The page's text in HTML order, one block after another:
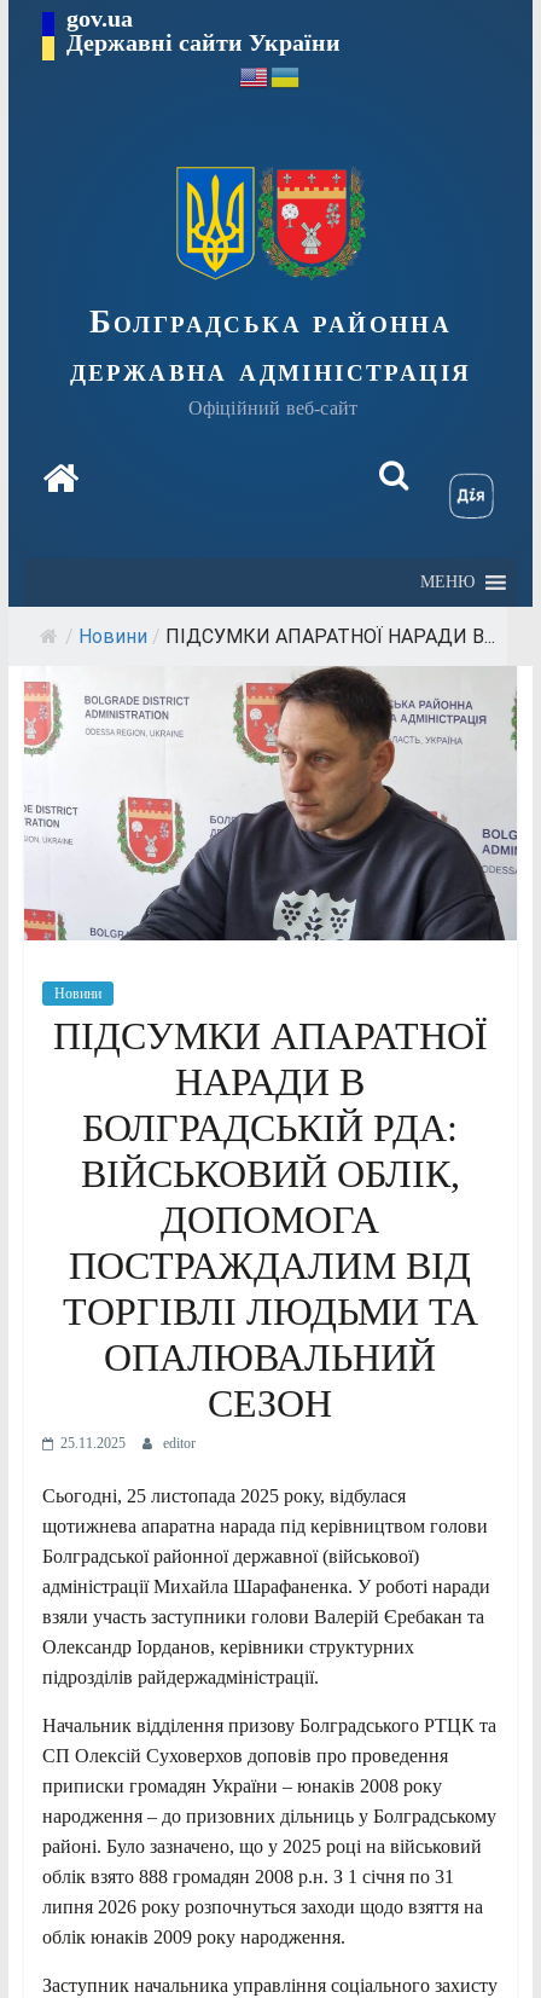
Перейтиgov.ua
Державні сайти України
Болградська районна
державна адміністрація
Офіційний веб-сайт
МЕНЮ
/ Новини / ПІДСУМКИ АПАРАТНОЇ НАРАДИ В...
Новини
ПІДСУМКИ АПАРАТНОЇ
НАРАДИ В
БОЛГРАДСЬКІЙ РДА:
ВІЙСЬКОВИЙ ОБЛІК,
ДОПОМОГА
ПОСТРАЖДАЛИМ ВІД
ТОРГІВЛІ ЛЮДЬМИ ТА
ОПАЛЮВАЛЬНИЙ
СЕЗОН
25.11.2025 editor
Сьогодні, 25 листопада 2025 року, відбулася
щотижнева апаратна нарада під керівництвом голови
Болградської районної державної (військової)
адміністрації Михайла Шарафаненка. У роботі наради
взяли участь заступники голови Валерій Єребакан та
Олександр Іорданов, керівники структурних
підрозділів райдержадміністрації.
Начальник відділення призову Болградського РТЦК та
СП Олексій Суховерхов доповів про проведення
приписки громадян України – юнаків 2008 року
народження – до призовних дільниць у Болградському
районі. Було зазначено, що у 2025 році на військовий
облік взято 888 громадян 2008 р.н. З 1 січня по 31
липня 2026 року розпочнуться заходи щодо взяття на
облік юнаків 2009 року народження.
Заступник начальника управління соціального захисту